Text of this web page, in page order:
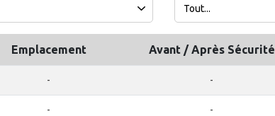
Emplacement Avant / Après Sécurité
- -
- -